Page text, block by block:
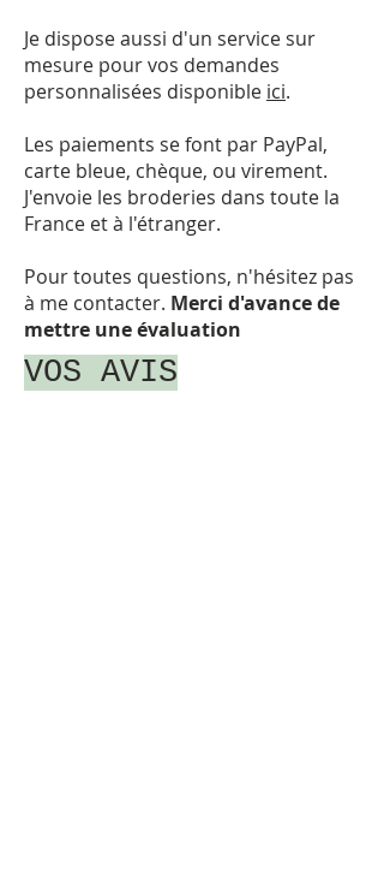
Je dispose aussi d'un service sur
mesure pour vos demandes
personnalisées disponible ici.
Les paiements se font par PayPal,
carte bleue, chèque, ou virement.
J'envoie les broderies dans toute la
France et à l'étranger.
Pour toutes questions, n'hésitez pas
à me contacter. Merci d'avance de
mettre une évaluation
VOS AVIS